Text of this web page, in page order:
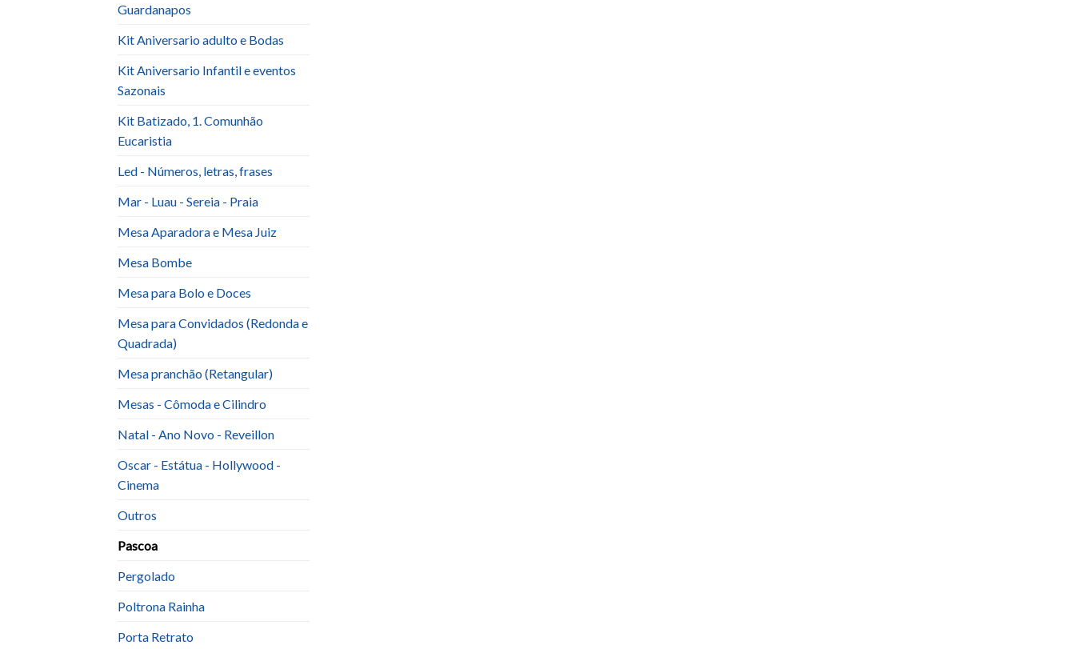
Guardanapos
Kit Aniversario adulto e Bodas
Kit Aniversario Infantil e eventos
Sazonais
Kit Batizado, 1. Comunhão
Eucaristia
Led - Números, letras, frases
Mar - Luau - Sereia - Praia
Mesa Aparadora e Mesa Juiz
Mesa Bombe
Mesa para Bolo e Doces
Mesa para Convidados (Redonda e
Quadrada)
Mesa pranchão (Retangular)
Mesas - Cômoda e Cilindro
Natal - Ano Novo - Reveillon
Oscar - Estátua - Hollywood -
Cinema
Outros
Pascoa
Pergolado
Poltrona Rainha
Porta Retrato